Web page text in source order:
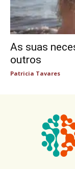
As suas
outros
Patricia Tavares